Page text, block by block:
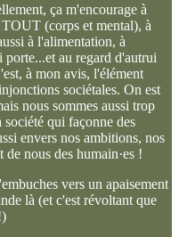
ça m'encourage à
(corps et mental), à
à l'alimentation, à
au regard d'autrui
à mon avis, l'élément
sociétales. On est
nous sommes aussi trop
société qui façonne des
envers nos ambitions, nos
nous des humain·es !
vers un apaisement
là (et c'est révoltant que